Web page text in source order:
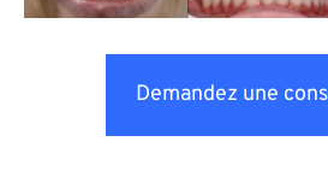
Demandez une